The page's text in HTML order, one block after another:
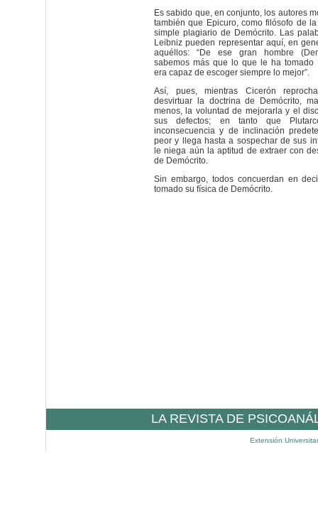
Es sabido que, en conjunto, los autores
también que Epicuro, como filósofo de
simple plagiario de Demócrito. Las
Leibniz pueden representar aquí, en
aquéllos: “De ese gran hombre
sabemos más que lo que le ha tomado
era capaz de escoger siempre lo mejor”.
Así, pues, mientras Cicerón
desvirtuar la doctrina de Demócrito,
menos, la voluntad de mejorarla y el
sus defectos; en tanto que
inconsecuencia y de inclinación
peor y llega hasta a sospechar de sus
le niega aún la aptitud de extraer con
de Demócrito.
Sin embargo, todos concuerdan en
tomado su física de Demócrito.
LA REVISTA DE
Extensión